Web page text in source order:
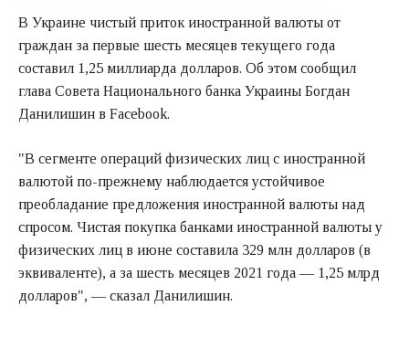
В Украине чистый приток иностранной валюты от
граждан за первые шесть месяцев текущего года
составил 1,25 миллиарда долларов. Об этом сообщил
глава Совета Национального банка Украины Богдан
Данилишин в Facebook.
"В сегменте операций физических лиц с иностранной
валютой по-прежнему наблюдается устойчивое
преобладание предложения иностранной валюты над
спросом. Чистая покупка банками иностранной валюты у
физических лиц в июне составила 329 млн долларов (в
эквиваленте), а за шесть месяцев 2021 года — 1,25 млрд
долларов", — сказал Данилишин.